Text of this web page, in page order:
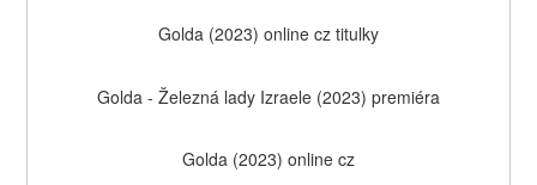
Golda (2023) online cz titulky
Golda - Železná lady Izraele (2023) premiéra
Golda (2023) online cz